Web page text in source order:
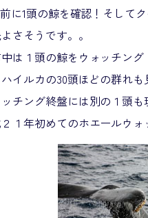
に1頭の鯨を確認！そして
さそうです。。
は１頭の鯨をウォッチング
イルカの30頭ほどの群れも
チング終盤には別の１頭も
１年初めてのホエールウ